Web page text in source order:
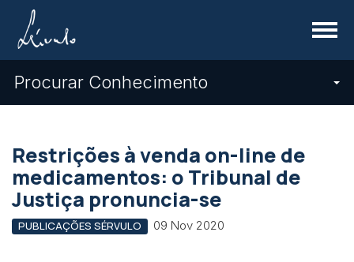
Menu
Procurar Conhecimento
Restrições à venda on-line de
medicamentos: o Tribunal de
Justiça pronuncia-se
PUBLICAÇÕES SÉRVULO 09 Nov 2020